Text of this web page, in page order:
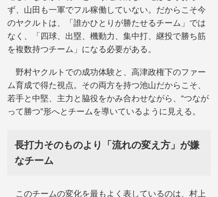
ず、山田も一軍でフル稼働していない。だからこそ今
のヤクルトは、「誰かひとりが勝たせるチーム」では
なく、「四球、出塁、機動力、集中打、継投で勝ち筋
を複数持つチーム」になる必要がある。
野村ヤクルトでの成功体験と、高津政権下のファー
ム育成で得た視点。その両方を持つ池山だからこそ、
若手と中堅、主力と脇役をかみ合わせながら、“つなが
って勝つ”形へとチームを導いているように見える。
長打力そのものより「流れの変え方」が嫌
なチーム
このチームの変化を最もよく表しているのは、村上